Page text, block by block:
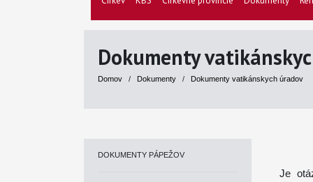
Dokumenty
Domov / Dokumenty / Dokumenty vatikánskych úradov
DOKUMENTY PÁPEŽOV
Je